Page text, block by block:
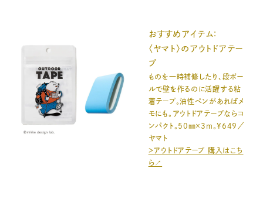
おすすめアイテム：
〈ヤマト〉のアウトドアテー
プ
ものを一時補修したり、段ボー
ルで壁を作るのに活躍する粘
着テープ。油性ペンがあればメ
モにも。アウトドアテープならコ
ンパクト。50㎜×3m。¥649／
ヤマト
＞アウトドアテープ 購入はこち
ら↗